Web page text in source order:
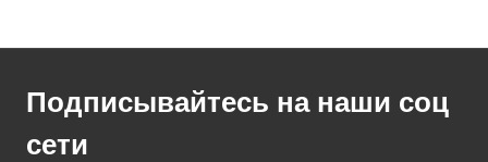
Подписывайтесь на наши соц
сети